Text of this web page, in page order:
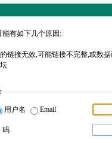
有如下几个原因:
链接无效,可能链接不完整,或数
用户名 Email
码